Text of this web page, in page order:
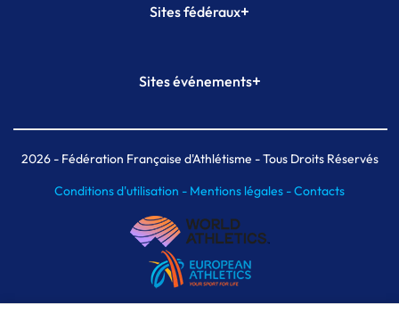
Sites fédéraux+
Plateforme Formation
Sites événements+
Meeting de Paris indoor
MAIF Ekiden de Paris
2026- Fédération Française d'Athlétisme - Tous Droits Réservés
Conditions d'utilisation - Mentions légales -Contacts